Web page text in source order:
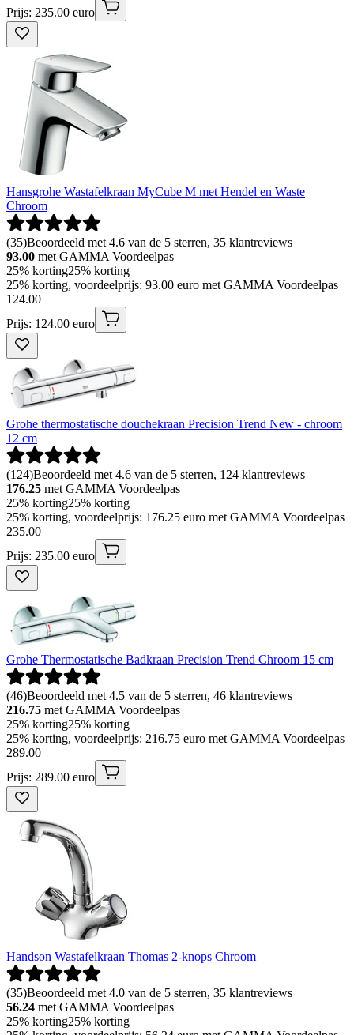
Prijs: 235.00 euro
Hansgrohe Wastafelkraan MyCube M met Hendel en Waste
Chroom
(35)Beoordeeld met 4.6 van de 5 sterren, 35 klantreviews
93.00 met GAMMA Voordeelpas
25% korting25% korting
25% korting, voordeelprijs: 93.00 euro met GAMMA Voordeelpas
124.00
Prijs: 124.00 euro
Grohe thermostatische douchekraan Precision Trend New - chroom
12 cm
(124)Beoordeeld met 4.6 van de 5 sterren, 124 klantreviews
176.25 met GAMMA Voordeelpas
25% korting25% korting
25% korting, voordeelprijs: 176.25 euro met GAMMA Voordeelpas
235.00
Prijs: 235.00 euro
Grohe Thermostatische Badkraan Precision Trend Chroom 15 cm
(46)Beoordeeld met 4.5 van de 5 sterren, 46 klantreviews
216.75 met GAMMA Voordeelpas
25% korting25% korting
25% korting, voordeelprijs: 216.75 euro met GAMMA Voordeelpas
289.00
Prijs: 289.00 euro
Handson Wastafelkraan Thomas 2-knops Chroom
(35)Beoordeeld met 4.0 van de 5 sterren, 35 klantreviews
56.24 met GAMMA Voordeelpas
25% korting25% korting